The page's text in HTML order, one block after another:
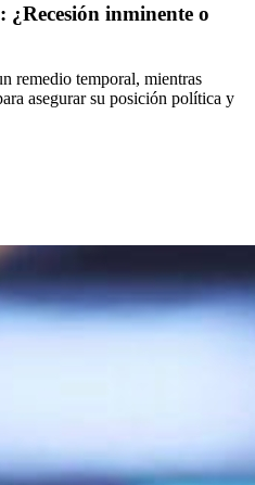
inminente o
remedio temporal, mientras
asegurar su posición política y